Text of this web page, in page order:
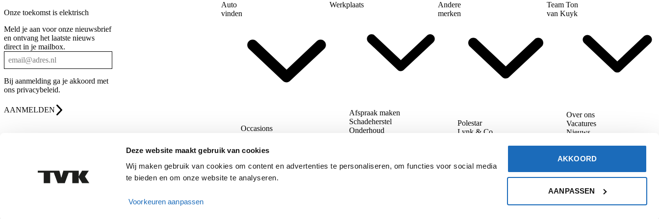
Deze website maakt gebruik van cookies
Wij maken gebruik van cookies om content en advertenties te personaliseren, om functies voor social media
te bieden en om onze website te analyseren.
Voorkeuren aanpassen
AKKOORD
AANPASSEN
Onze toekomst is elektrisch
Meld je aan voor onze nieuwsbrief
en ontvang het laatste nieuws
direct in je mailbox.
Bij aanmelding ga je akkoord met
ons privacybeleid.
AANMELDEN
Auto
vinden
Occasions
Lease aanbod
Deals
Werkplaats
Afspraak maken
Schadeherstel
Onderhoud
Andere
merken
Polestar
Lynk & Co
Team Ton
van Kuyk
Over ons
Vacatures
Nieuws
FacebookYouTubeLinkedIn
Algemene voorwaarden